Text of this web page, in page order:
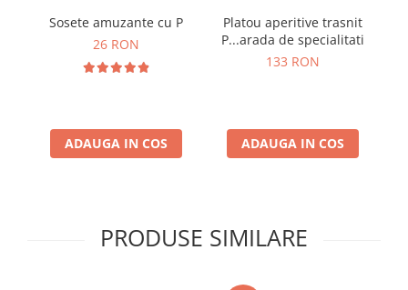
Sosete amuzante cu P
26 RON
ADAUGA IN COS
Platou aperitive trasnit
P...arada de specialitati
133 RON
ADAUGA IN COS
PRODUSE SIMILARE